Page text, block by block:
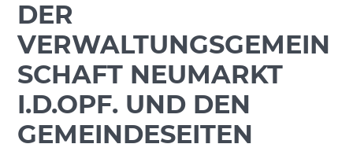
DER
VERWALTUNGSGEMEIN
SCHAFT NEUMARKT
I.D.OPF. UND DEN
GEMEINDESEITEN